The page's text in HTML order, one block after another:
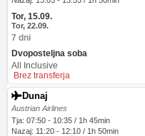
Tor, 15.09.
Tor, 22.09.
7 dni
Dvoposteljna soba
All Inclusive
Brez transferja
Dunaj
Austrian Airlines
Tja: 07:50 - 10:35 / 1h 45min
Nazaj: 11:20 - 12:10 / 1h 50min